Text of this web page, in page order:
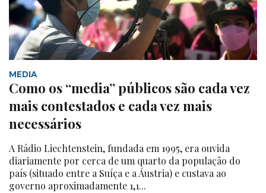
MEDIA
Como os “media” públicos são cada vez
mais contestados e cada vez mais
necessários
A Rádio Liechtenstein, fundada em 1995, era ouvida
diariamente por cerca de um quarto da população do
país (situado entre a Suíça e a Áustria) e custava ao
governo aproximadamente 1,1...